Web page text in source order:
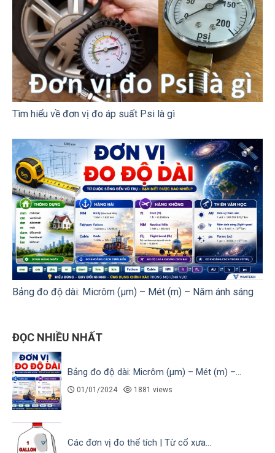
Tìm hiểu về đơn vị đo áp suất Psi là gì
Bảng đo độ dài: Micrôm (µm) – Mét (m) – Năm ánh sáng
ĐỌC NHIỀU NHẤT
Bảng đo độ dài: Micrôm (µm) – Mét (m) –...
01/01/2024 1881 views
Các đơn vị đo thể tích | Từ cổ xưa...